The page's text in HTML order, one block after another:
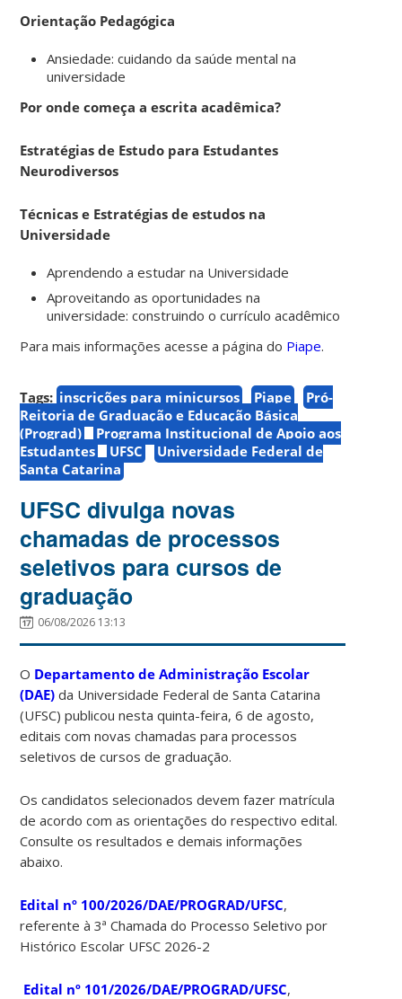
Orientação Pedagógica
Ansiedade: cuidando da saúde mental na
universidade
Por onde começa a escrita acadêmica?
Estratégias de Estudo para Estudantes
Neurodiversos
Técnicas e Estratégias de estudos na
Universidade
Aprendendo a estudar na Universidade
Aproveitando as oportunidades na
universidade: construindo o currículo acadêmico
Para mais informações acesse a página do Piape.
Tags: inscrições para minicursos Piape
Pró-
Reitoria de Graduação e Educação Básica
(Prograd)
Programa Institucional de Apoio aos
Estudantes
UFSC
Universidade Federal de
Santa Catarina
UFSC divulga novas
chamadas de processos
seletivos para cursos de
graduação
06/08/2026 13:13
O Departamento de Administração Escolar
(DAE) da Universidade Federal de Santa Catarina
(UFSC) publicou nesta quinta-feira, 6 de agosto,
editais com novas chamadas para processos
seletivos de cursos de graduação.
Os candidatos selecionados devem fazer matrícula
de acordo com as orientações do respectivo edital.
Consulte os resultados e demais informações
abaixo.
Edital nº 100/2026/DAE/PROGRAD/UFSC,
referente à 3ª Chamada do Processo Seletivo por
Histórico Escolar UFSC 2026-2
Edital nº 101/2026/DAE/PROGRAD/UFSC,